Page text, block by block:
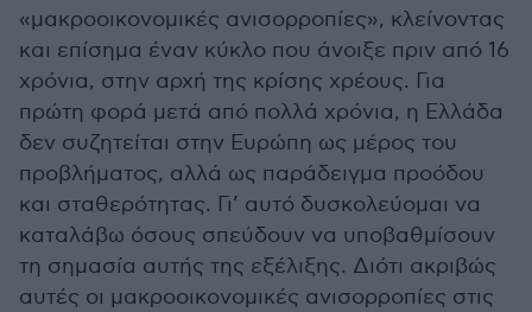
«μακροοικονομικές ανισορροπίες», κλείνοντας
και επίσημα έναν κύκλο που άνοιξε πριν από 16
χρόνια, στην αρχή της κρίσης χρέους. Για
πρώτη φορά μετά από πολλά χρόνια, η Ελλάδα
δεν συζητείται στην Ευρώπη ως μέρος του
προβλήματος, αλλά ως παράδειγμα προόδου
και σταθερότητας. Γι’ αυτό δυσκολεύομαι να
καταλάβω όσους σπεύδουν να υποβαθμίσουν
τη σημασία αυτής της εξέλιξης. Διότι ακριβώς
αυτές οι μακροοικονομικές ανισορροπίες στις